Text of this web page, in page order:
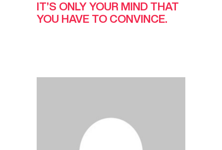
IT’S ONLY YOUR MIND THAT
YOU HAVE TO CONVINCE.